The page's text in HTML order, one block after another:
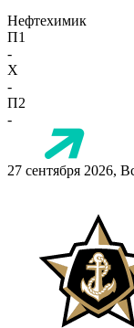
Нефтехимик
П1
-
X
-
П2
-
27 сентября 2026,